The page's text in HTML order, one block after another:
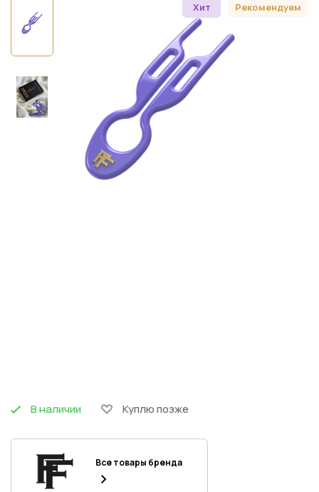
Хит Рекомендуем
В наличии Куплю позже
Все товары бренда